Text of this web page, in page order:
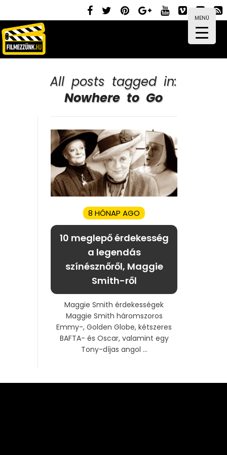
MENÜ
All posts tagged in:
Nowhere to Go
8 HÓNAP AGO
10 meglepő érdekesség
a legendás
színésznőről, Maggie
Smith-ről
Maggie Smith érdekességek
Maggie Smith háromszoros
Emmy-, Golden Globe, kétszeres
BAFTA- és Oscar, valamint egy
Tony-díjas angol ...